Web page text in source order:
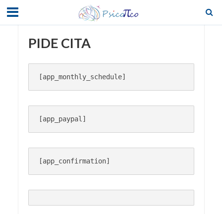
PIDE CITA
[app_monthly_schedule]
[app_paypal]